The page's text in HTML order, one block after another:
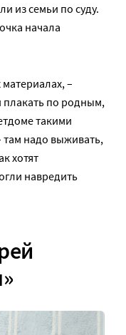
из семьи по суду.
начала
–
плакать по родным,
такими
надо выживать,
хотят
навредить